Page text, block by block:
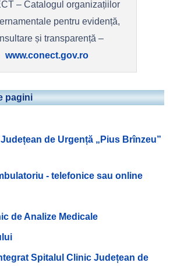
– Catalogul organizațiilor
pentru evidență,
și transparență –
www.conect.gov.ro
pagini
de Urgență „Pius Brînzeu”
- telefonice sau online
de Analize Medicale
Spitalul Clinic Județean de